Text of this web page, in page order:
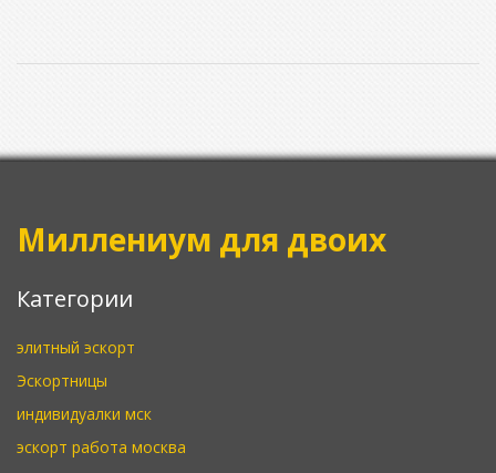
Миллениум для двоих
Категории
элитный эскорт
Эскортницы
индивидуалки мск
эскорт работа москва